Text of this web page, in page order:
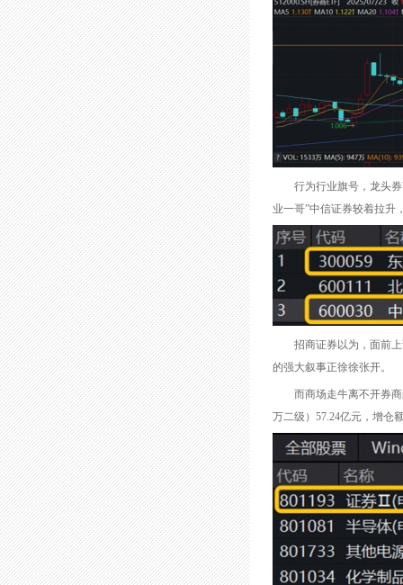
行为行业旗号，龙头券
业一哥”中信证券较着拉升
招商证券以为，面前上
的强大叙事正徐徐张开。
而商场走牛离不开券商
万二级）57.24亿元，增仓